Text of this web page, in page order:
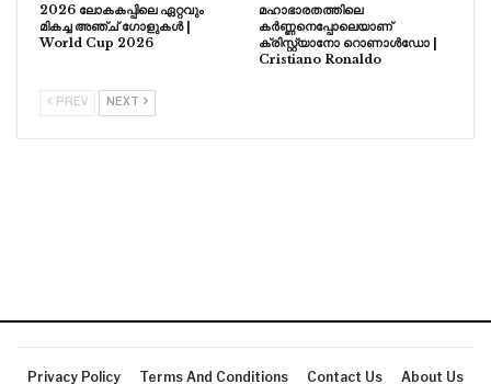
2026 ലോകകപ്പിലെ ഏറ്റവും
മികച്ച അഞ്ച് ഗോളുകൾ |
World Cup 2026
മഹാഭാരതത്തിലെ
കർണ്ണനെപ്പോലെയാണ്
ക്രിസ്റ്റ്യാനോ റൊണാൾഡോ |
Cristiano Ronaldo
PREV NEXT
Privacy Policy Terms And Conditions Contact Us About Us